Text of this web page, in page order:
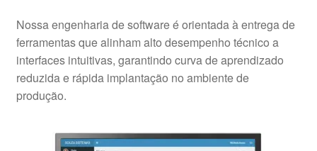
Minha Conta
Nossa engenharia de software é orientada à entrega de
ferramentas que alinham alto desempenho técnico a
interfaces intuitivas, garantindo curva de aprendizado
reduzida e rápida implantação no ambiente de
produção.